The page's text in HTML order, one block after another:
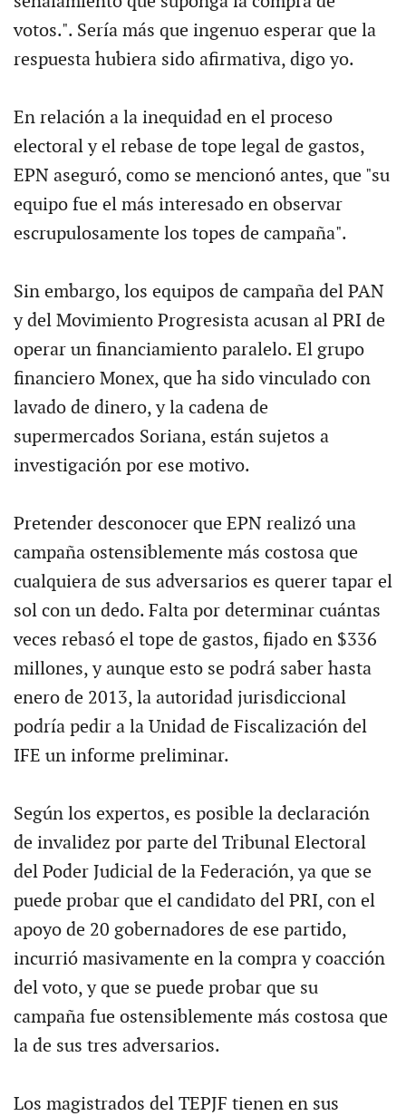
votos.". Sería más que ingenuo esperar que la
respuesta hubiera sido afirmativa, digo yo.
En relación a la inequidad en el proceso
electoral y el rebase de tope legal de gastos,
EPN aseguró, como se mencionó antes, que "su
equipo fue el más interesado en observar
escrupulosamente los topes de campaña".
Sin embargo, los equipos de campaña del PAN
y del Movimiento Progresista acusan al PRI de
operar un financiamiento paralelo. El grupo
financiero Monex, que ha sido vinculado con
lavado de dinero, y la cadena de
supermercados Soriana, están sujetos a
investigación por ese motivo.
Pretender desconocer que EPN realizó una
campaña ostensiblemente más costosa que
cualquiera de sus adversarios es querer tapar el
sol con un dedo. Falta por determinar cuántas
veces rebasó el tope de gastos, fijado en $336
millones, y aunque esto se podrá saber hasta
enero de 2013, la autoridad jurisdiccional
podría pedir a la Unidad de Fiscalización del
IFE un informe preliminar.
Según los expertos, es posible la declaración
de invalidez por parte del Tribunal Electoral
del Poder Judicial de la Federación, ya que se
puede probar que el candidato del PRI, con el
apoyo de 20 gobernadores de ese partido,
incurrió masivamente en la compra y coacción
del voto, y que se puede probar que su
campaña fue ostensiblemente más costosa que
la de sus tres adversarios.
Los magistrados del TEPJF tienen en sus